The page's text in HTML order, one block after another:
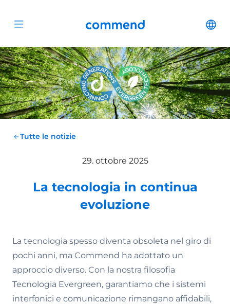
Open menu Commend
Tutte le notizie
29. ottobre 2025
La tecnologia in continua
evoluzione
La tecnologia spesso diventa obsoleta nel giro di
pochi anni, ma Commend ha adottato un
approccio diverso. Con la nostra filosofia
Tecnologia Evergreen, garantiamo che i sistemi
interfonici e comunicazione rimangano affidabili,